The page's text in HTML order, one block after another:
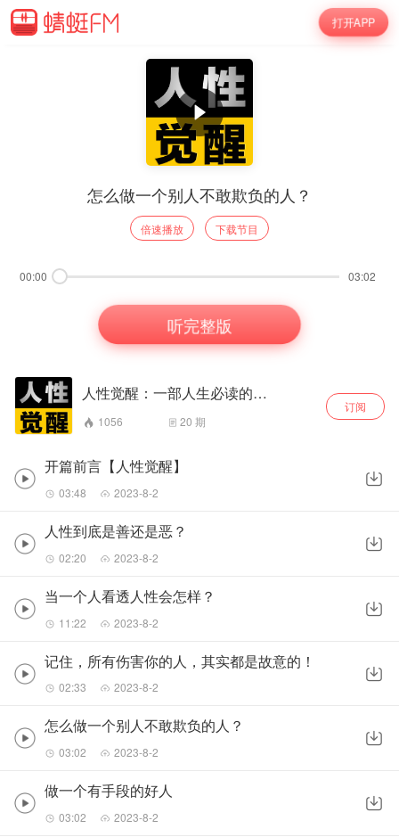
打开APP
怎么做一个别人不敢欺负的人？
倍速播放 下载节目
00:00 03:02
听完整版
人性觉醒：一部人生必读的人性秘籍
1056 20 期
订阅
开篇前言【人性觉醒】
03:48 2023-8-2
人性到底是善还是恶？
02:20 2023-8-2
当一个人看透人性会怎样？
11:22 2023-8-2
记住，所有伤害你的人，其实都是故意的！
02:33 2023-8-2
怎么做一个别人不敢欺负的人？
03:02 2023-8-2
做一个有手段的好人
03:02 2023-8-2